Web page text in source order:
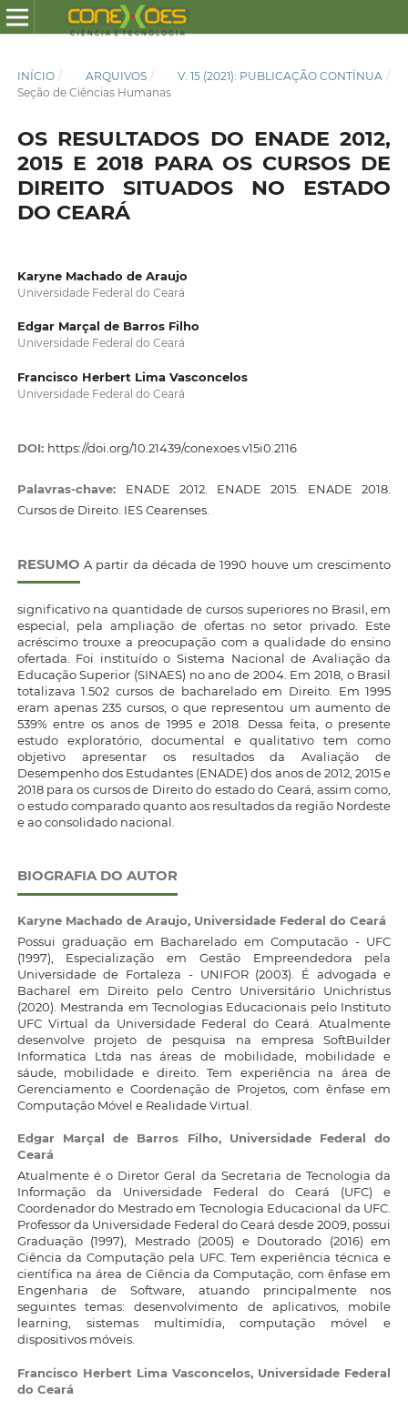
INÍCIO / ARQUIVOS / V. 15 (2021): PUBLICAÇÃO CONTÍNUA /
Seção de Ciências Humanas
OS RESULTADOS DO ENADE 2012,
2015 E 2018 PARA OS CURSOS DE
DIREITO SITUADOS NO ESTADO
DO CEARÁ
Karyne Machado de Araujo
Universidade Federal do Ceará
Edgar Marçal de Barros Filho
Universidade Federal do Ceará
Francisco Herbert Lima Vasconcelos
Universidade Federal do Ceará
DOI: https://doi.org/10.21439/conexoes.v15i0.2116
Palavras-chave: ENADE 2012. ENADE 2015. ENADE 2018.
Cursos de Direito. IES Cearenses.
RESUMO A partir da década de 1990 houve um crescimento
significativo na quantidade de cursos superiores no Brasil, em
especial, pela ampliação de ofertas no setor privado. Este
acréscimo trouxe a preocupação com a qualidade do ensino
ofertada. Foi instituído o Sistema Nacional de Avaliação da
Educação Superior (SINAES) no ano de 2004. Em 2018, o Brasil
totalizava 1.502 cursos de bacharelado em Direito. Em 1995
eram apenas 235 cursos, o que representou um aumento de
539% entre os anos de 1995 e 2018. Dessa feita, o presente
estudo exploratório, documental e qualitativo tem como
objetivo apresentar os resultados da Avaliação de
Desempenho dos Estudantes (ENADE) dos anos de 2012, 2015 e
2018 para os cursos de Direito do estado do Ceará, assim como,
o estudo comparado quanto aos resultados da região Nordeste
e ao consolidado nacional.
BIOGRAFIA DO AUTOR
Karyne Machado de Araujo, Universidade Federal do Ceará
Possui graduação em Bacharelado em Computacão - UFC
(1997), Especialização em Gestão Empreendedora pela
Universidade de Fortaleza - UNIFOR (2003). É advogada e
Bacharel em Direito pelo Centro Universitário Unichristus
(2020). Mestranda em Tecnologias Educacionais pelo Instituto
UFC Virtual da Universidade Federal do Ceará. Atualmente
desenvolve projeto de pesquisa na empresa SoftBuilder
Informatica Ltda nas áreas de mobilidade, mobilidade e
sáude, mobilidade e direito. Tem experiência na área de
Gerenciamento e Coordenação de Projetos, com ênfase em
Computação Móvel e Realidade Virtual.
Edgar Marçal de Barros Filho, Universidade Federal do
Ceará
Atualmente é o Diretor Geral da Secretaria de Tecnologia da
Informação da Universidade Federal do Ceará (UFC) e
Coordenador do Mestrado em Tecnologia Educacional da UFC.
Professor da Universidade Federal do Ceará desde 2009, possui
Graduação (1997), Mestrado (2005) e Doutorado (2016) em
Ciência da Computação pela UFC. Tem experiência técnica e
científica na área de Ciência da Computação, com ênfase em
Engenharia de Software, atuando principalmente nos
seguintes temas: desenvolvimento de aplicativos, mobile
learning, sistemas multimídia, computação móvel e
dispositivos móveis.
Francisco Herbert Lima Vasconcelos, Universidade Federal
do Ceará